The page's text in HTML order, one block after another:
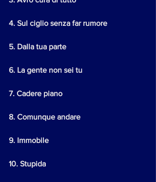
4. Sul ciglio senza far rumore
5. Dalla tua parte
6. La gente non sei tu
7. Cadere piano
8. Comunque andare
9. Immobile
10. Stupida